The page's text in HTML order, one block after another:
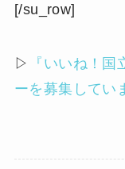
[/su_row]
▷
『いいね！
ーを募集してい